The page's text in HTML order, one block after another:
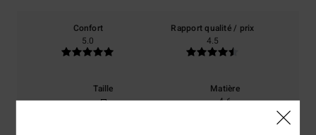
Confort
5.0
Rapport qualité / prix
4.5
Taille
Matière
4.6